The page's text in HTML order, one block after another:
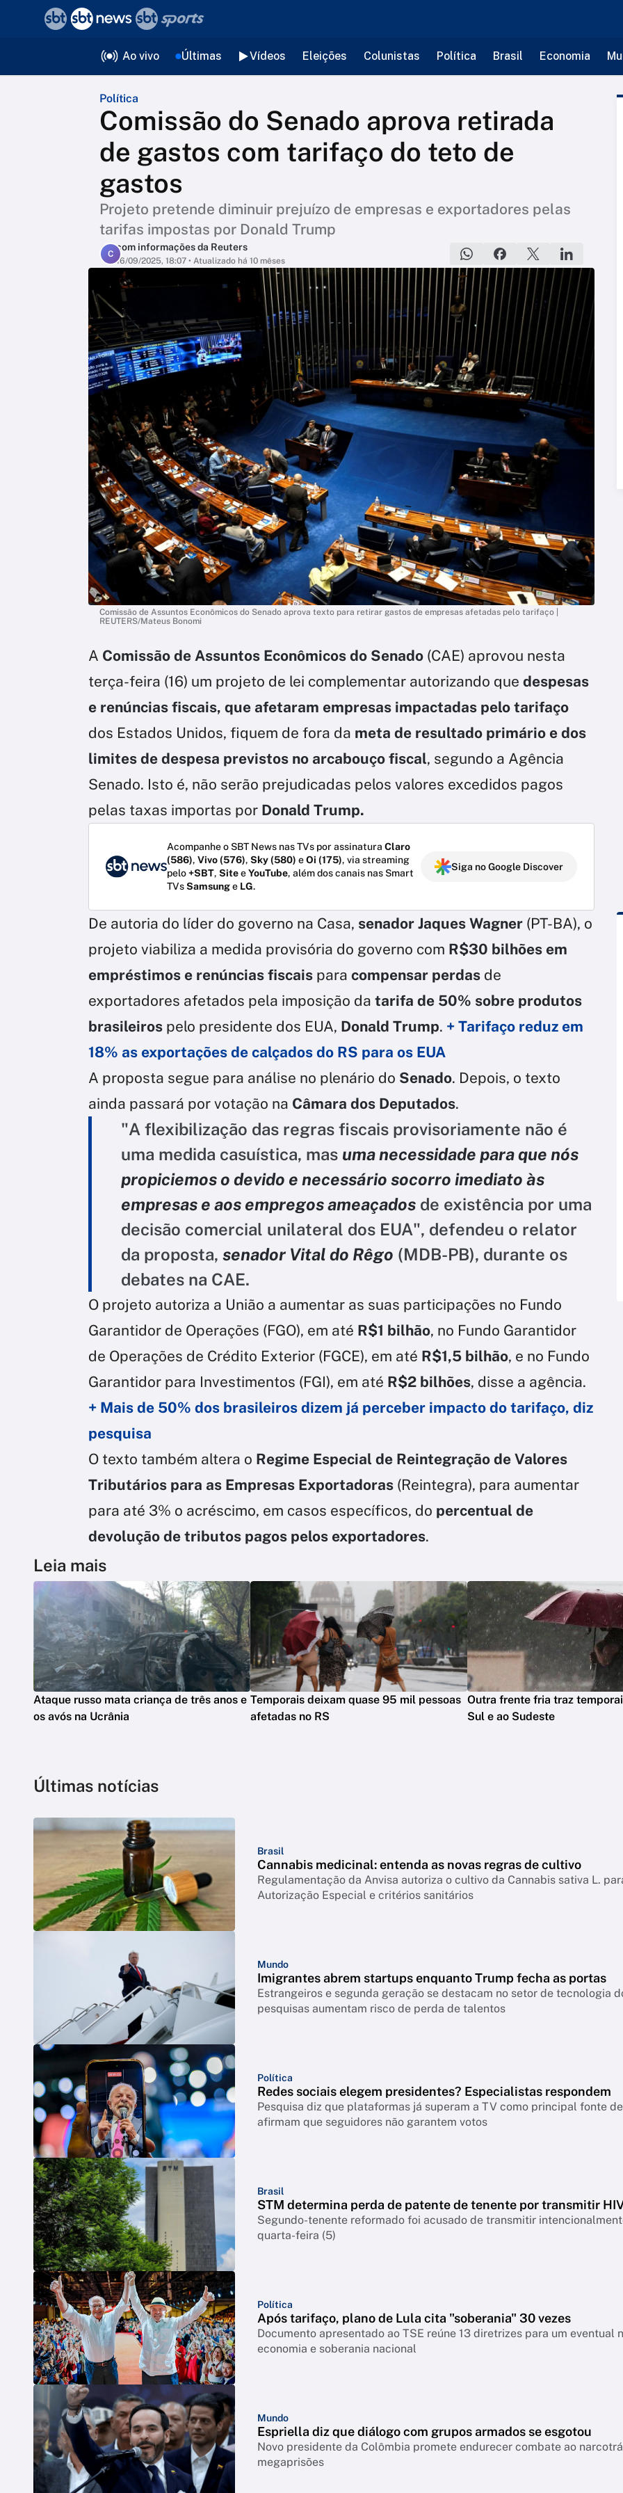
Ao vivo Últimas Vídeos Eleições Colunistas Política Brasil Economia
Política
Comissão do Senado aprova retirada
de gastos com tarifaço do teto de
gastos
Projeto pretende diminuir prejuízo de empresas e exportadores pelas
tarifas impostas por Donald Trump
C
com informações da Reuters
16/09/2025, 18:07 • Atualizado há 10 mêses
Comissão de Assuntos Econômicos do Senado aprova texto para retirar gastos de empresas afetadas pelo tarifaço |
REUTERS/Mateus Bonomi
A Comissão de Assuntos Econômicos do Senado (CAE) aprovou nesta
terça-feira (16) um projeto de lei complementar autorizando que despesas
e renúncias fiscais, que afetaram empresas impactadas pelo tarifaço
dos Estados Unidos, fiquem de fora da meta de resultado primário e dos
limites de despesa previstos no arcabouço fiscal, segundo a Agência
Senado. Isto é, não serão prejudicadas pelos valores excedidos pagos
pelas taxas importas por Donald Trump.
Acompanhe o SBT News nas TVs por assinatura Claro
(586), Vivo (576), Sky (580) eOi (175), via streaming
pelo+SBT, SiteeYouTube, além dos canais nas Smart
TVsSamsunge LG.
Siga no Google Discover
De autoria do líder do governo na Casa, senador Jaques Wagner (PT-BA), o
projeto viabiliza a medida provisória do governo com R$30 bilhões em
empréstimos e renúncias fiscais para compensar perdas de
exportadores afetados pela imposição da tarifa de 50% sobre produtos
brasileiros pelo presidente dos EUA, Donald Trump. + Tarifaço reduz em
18% as exportações de calçados do RS para os EUA
A proposta segue para análise no plenário do Senado. Depois, o texto
ainda passará por votação na Câmara dos Deputados.
"A flexibilização das regras fiscais provisoriamente não é
uma medida casuística, mas uma necessidade para que nós
propiciemos o devido e necessário socorro imediato às
empresas e aos empregos ameaçados de existência por uma
decisão comercial unilateral dos EUA", defendeu o relator
da proposta, senador Vital do Rêgo (MDB-PB), durante os
debates na CAE.
O projeto autoriza a União a aumentar as suas participações no Fundo
Garantidor de Operações (FGO), em até R$1 bilhão, no Fundo Garantidor
de Operações de Crédito Exterior (FGCE), em até R$1,5 bilhão, e no Fundo
Garantidor para Investimentos (FGI), em até R$2 bilhões, disse a agência.
+ Mais de 50% dos brasileiros dizem já perceber impacto do tarifaço, diz
pesquisa
O texto também altera o Regime Especial de Reintegração de Valores
Tributários para as Empresas Exportadoras (Reintegra), para aumentar
para até 3% o acréscimo, em casos específicos, do percentual de
devolução de tributos pagos pelos exportadores.
Leia mais
Ataque russo mata criança de três anos e
os avós na Ucrânia
Temporais deixam quase 95 mil pessoas
afetadas no RS
Outra frente fria traz
Sul e ao Sudeste
Últimas notícias
Brasil
Cannabis medicinal: entenda as novas regras de cultivo
Regulamentação da Anvisa autoriza o cultivo da Cannabis sativa L.
Autorização Especial e critérios sanitários
Mundo
Imigrantes abrem startups enquanto Trump fecha as portas
Estrangeiros e segunda geração se destacam no setor de tecnologia
pesquisas aumentam risco de perda de talentos
Política
Redes sociais elegem presidentes? Especialistas respondem
Pesquisa diz que plataformas já superam a TV como principal fonte
afirmam que seguidores não garantem votos
Brasil
STM determina perda de patente de tenente por transmitir
Segundo-tenente reformado foi acusado de transmitir
quarta-feira (5)
Política
Após tarifaço, plano de Lula cita "soberania" 30 vezes
Documento apresentado ao TSE reúne 13 diretrizes para um
economia e soberania nacional
Mundo
Espriella diz que diálogo com grupos armados se esgotou
Novo presidente da Colômbia promete endurecer combate ao
megaprisões
voltar
Editorias